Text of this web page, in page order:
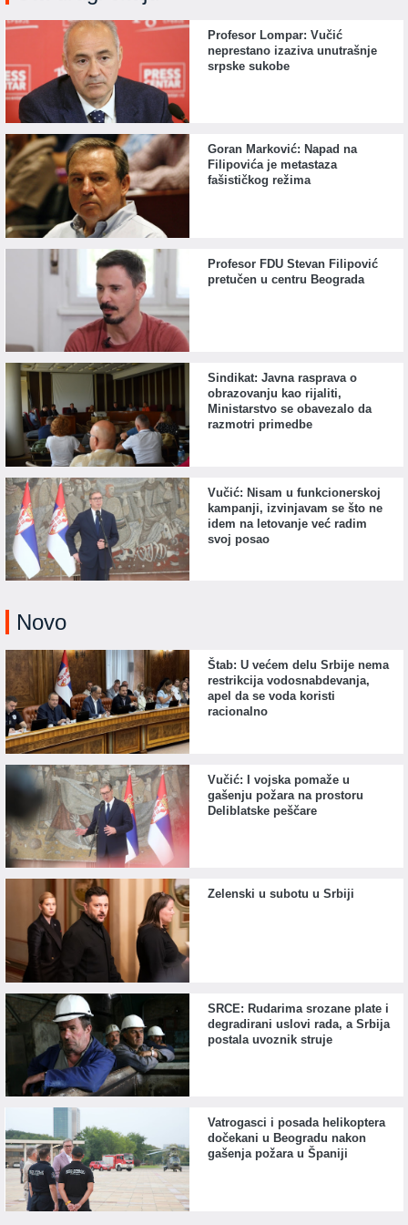
Profesor Lompar: Vučić
neprestano izaziva unutrašnje
srpske sukobe
Goran Marković: Napad na
Filipovića je metastaza
fašističkog režima
Profesor FDU Stevan Filipović
pretučen u centru Beograda
Sindikat: Javna rasprava o
obrazovanju kao rijaliti,
Ministarstvo se obavezalo da
razmotri primedbe
Vučić: Nisam u funkcionerskoj
kampanji, izvinjavam se što ne
idem na letovanje već radim
svoj posao
Novo
Štab: U većem delu Srbije nema
restrikcija vodosnabdevanja,
apel da se voda koristi
racionalno
Vučić: I vojska pomaže u
gašenju požara na prostoru
Deliblatske peščare
Zelenski u subotu u Srbiji
SRCE: Rudarima srozane plate i
degradirani uslovi rada, a Srbija
postala uvoznik struje
Vatrogasci i posada helikoptera
dočekani u Beogradu nakon
gašenja požara u Španiji